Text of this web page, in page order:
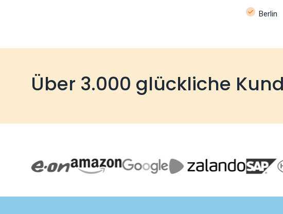
Berlin
Über 3.000 glückliche